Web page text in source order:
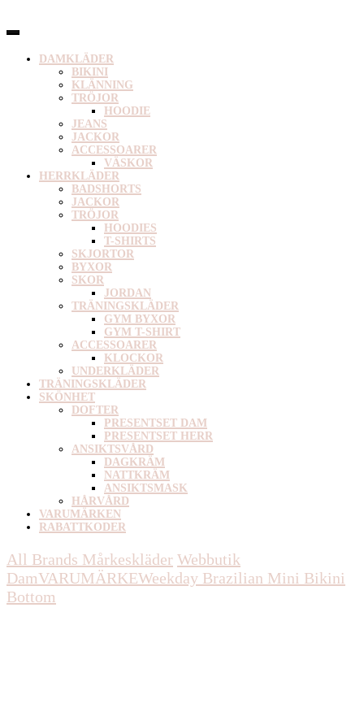
DAMKLÄDER
BIKINI
KLÄNNING
TRÖJOR
HOODIE
JEANS
JACKOR
ACCESSOARER
VÄSKOR
HERRKLÄDER
BADSHORTS
JACKOR
TRÖJOR
HOODIES
T-SHIRTS
SKJORTOR
BYXOR
SKOR
JORDAN
TRÄNINGSKLÄDER
GYM BYXOR
GYM T-SHIRT
ACCESSOARER
KLOCKOR
UNDERKLÄDER
TRÄNINGSKLÄDER
SKÖNHET
DOFTER
PRESENTSET DAM
PRESENTSET HERR
ANSIKTSVÅRD
DAGKRÄM
NATTKRÄM
ANSIKTSMASK
HÅRVÅRD
VARUMÄRKEN
RABATTKODER
All Brands Mårkeskläder Webbutik
DamVARUMÄRKEWeekday Brazilian Mini Bikini
Bottom